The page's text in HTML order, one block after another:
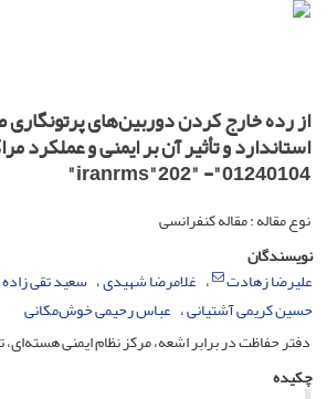
از رده خارج کردن دوربین‌های
استاندارد و تأثیر آن بر ایمنی و عملکرد
iranrms"202" -"01240104"
نوع مقاله : مقاله کنفرانسی
نویسندگان
علیرضا زهادت
غلامرضا شهیدی سعید تقی
حسین کریمی آشتیانی عباس رحیمی خوش‌مکانی
دفتر حفاظت در برابر اشعه، مرکز نظام ایمنی هسته‌ای،
چکیده